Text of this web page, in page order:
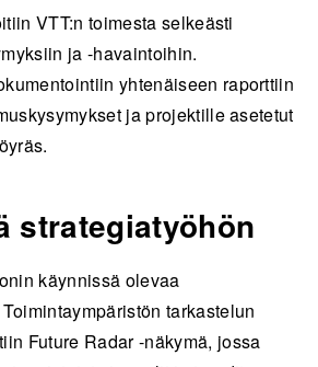
VTT:n toimesta selkeästi
ja -havaintoihin.
yhtenäiseen raporttiin
ja projektille asetetut
strategiatyöhön
käynnissä olevaa
tarkastelun
Future Radar -näkymä, jossa